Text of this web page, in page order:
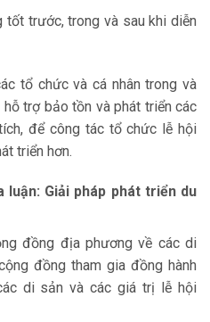
trước, trong và sau khi diễn
tổ chức và cá nhân trong và
trợ bảo tồn và phát triển các
để công tác tổ chức lễ hội
triển hơn.
luận: Giải pháp phát triển du
đồng địa phương về các di
đồng tham gia đồng hành
di sản và các giá trị lễ hội